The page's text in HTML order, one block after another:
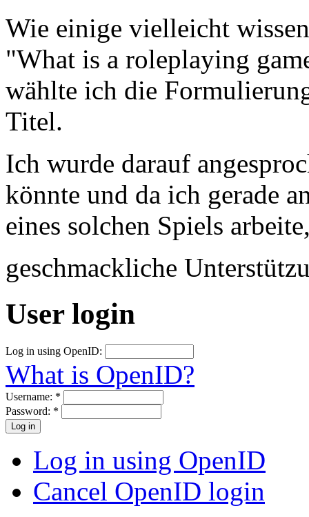
Wie einige vielleicht
"What is a roleplaying
wählte ich die
Titel.
Ich wurde darauf
könnte und da ich gerade
eines solchen Spiels
geschmackliche
User login
Log in using OpenID:
What is OpenID?
Username: *
Password: *
Log in using OpenID
Cancel OpenID login